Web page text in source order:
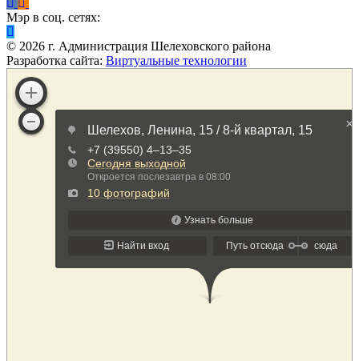
Мэр в соц. сетях:
© 2026 г. Администрация Шелеховского района
Разработка сайта: Виртуальные технологии